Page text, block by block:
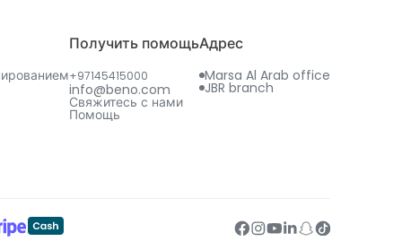
Получить помощь
+97145415000
info@beno.com
Свяжитесь с нами
Помощь
Адрес
Marsa Al Arab office
JBR branch